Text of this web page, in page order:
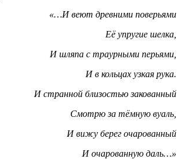
«…И веют древними поверьями
Её упругие шелка,
И шляпа с траурными перьями,
И в кольцах узкая рука.
И странной близостью закованный
Смотрю за тёмную вуаль,
И вижу берег очарованный
И очарованную даль…»